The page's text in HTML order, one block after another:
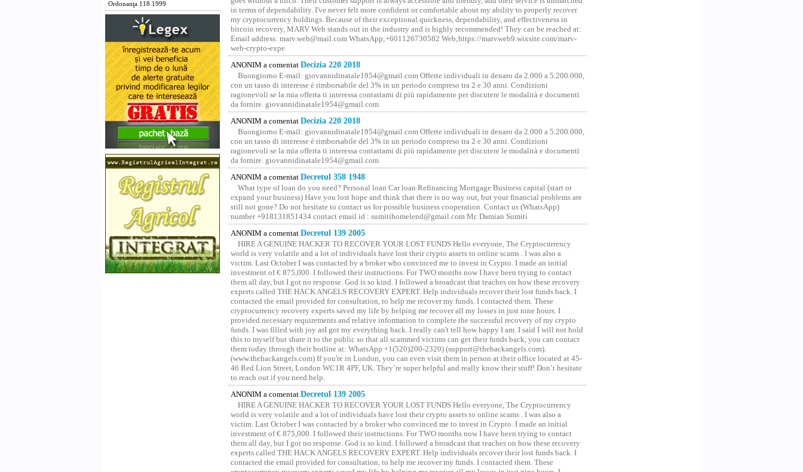
Ordonanţa 118 1999
in terms of dependability. I've never felt more confident or comfortable about my ability to properly recover
my cryptocurrency holdings. Because of their exceptional quickness, dependability, and effectiveness in
bitcoin recovery, MARV Web stands out in the industry and is highly recommended! They can be reached at:
Email address: marv.web@mail.com WhatsApp;+601126730582 Web;https://marvweb9.wixsite.com/marv-
web-crypto-expe
ANONIM a comentat Decizia 220 2018
Buongiorno E-mail: giovannidinatale1954@­gmail.­com Offerte individuali in denaro da 2.000 a 5.200.000,
con un tasso di interesse è rimborsabile del 3% in un periodo compreso tra 2 e 30 anni. Condizioni
ragionevoli se la mia offerta ti interessa contattami di più rapidamente per discutere le modalità e documenti
da fornire. giovannidinatale1954@­gmail.­com
ANONIM a comentat Decizia 220 2018
Buongiorno E-mail: giovannidinatale1954@­gmail.­com Offerte individuali in denaro da 2.000 a 5.200.000,
con un tasso di interesse è rimborsabile del 3% in un periodo compreso tra 2 e 30 anni. Condizioni
ragionevoli se la mia offerta ti interessa contattami di più rapidamente per discutere le modalità e documenti
da fornire. giovannidinatale1954@­gmail.­com
ANONIM a comentat Decretul 358 1948
What type of loan do you need? Personal loan Car loan Refinancing Mortgage Business capital (start or
expand your business) Have you lost hope and think that there is no way out, but your financial problems are
still not gone? Do not hesitate to contact us for possible business cooperation. Contact us (WhatsApp)
number +918131851434 contact email id : sumitihomelend@gmail.com Mr. Damian Sumiti
ANONIM a comentat Decretul 139 2005
HIRE A GENUINE HACKER TO RECOVER YOUR LOST FUNDS Hello everyone, The Cryptocurrency
world is very volatile and a lot of individuals have lost their crypto assets to online scams . I was also a
victim. Last October I was contacted by a broker who convinced me to invest in Crypto. I made an initial
investment of € 875,000. I followed their instructions. For TWO months now I have been trying to contact
them all day, but I got no response. God is so kind. I followed a broadcast that teaches on how these recovery
experts called THE HACK ANGELS RECOVERY EXPERT. Help individuals recover their lost funds back. I
contacted the email provided for consultation, to help me recover my funds. I contacted them. These
cryptocurrency recovery experts saved my life by helping me recover all my losses in just nine hours. I
provided necessary requirements and relative information to complete the successful recovery of my crypto
funds. I was filled with joy asI got my everything back. I really can't tell how happy I am. I said I will not hold
this to myself but share it to the public so that all scammed victims can get their funds back, you can contact
them today through their hotline at: WhatsApp +1(520)200-2320) (support@thehackangels.com).
(www.thehackangels.com) If you're in London, you can even visit them in person at their office located at 45-
46 Red Lion Street, London WC1R 4PF, UK. They’re super helpful and really know their stuff! Don’t hesitate
to reach out if you need help.
ANONIM a comentat Decretul 139 2005
HIRE A GENUINE HACKER TO RECOVER YOUR LOST FUNDS Hello everyone, The Cryptocurrency
world is very volatile and a lot of individuals have lost their crypto assets to online scams . I was also a
victim. Last October I was contacted by a broker who convinced me to invest in Crypto. I made an initial
investment of € 875,000. I followed their instructions. For TWO months now I have been trying to contact
them all day, but I got no response. God is so kind. I followed a broadcast that teaches on how these recovery
experts called THE HACK ANGELS RECOVERY EXPERT. Help individuals recover their lost funds back. I
contacted the email provided for consultation, to help me recover my funds. I contacted them. These